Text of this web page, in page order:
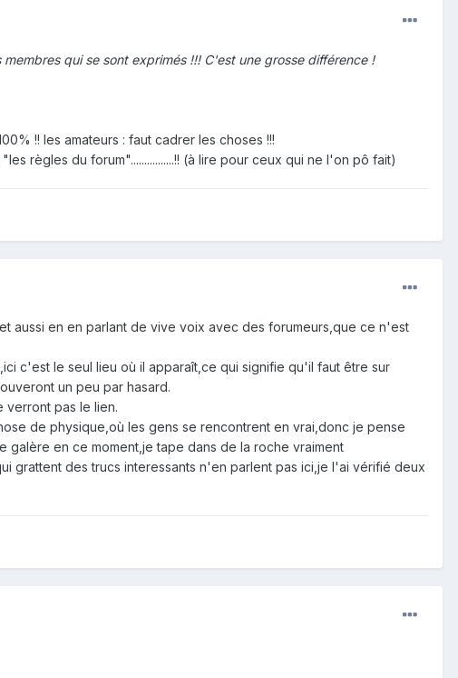
qui se sont exprimés !!! C'est une grosse différence !
!! les amateurs : faut cadrer les choses !!!
règles du forum"................!! (à lire pour ceux qui ne l'on pô fait)
aussi en en parlant de vive voix avec des forumeurs,que ce n'est
c'est le seul lieu où il apparaît,ce qui signifie qu'il faut être sur
un peu par hasard.
verront pas le lien.
de physique,où les gens se rencontrent en vrai,donc je pense
en ce moment,je tape dans de la roche vraiment
grattent des trucs interessants n'en parlent pas ici,je l'ai vérifié deux